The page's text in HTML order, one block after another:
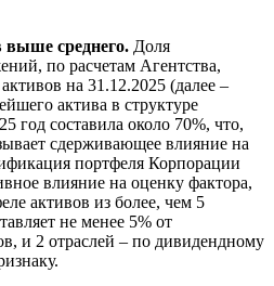
выше среднего. Доля
по расчетам Агентства,
на 31.12.2025 (далее –
актива в структуре
год составила около 70%, что,
сдерживающее влияние на
портфеля Корпорации
влияние на оценку фактора,
активов из более, чем 5
не менее 5% от
и 2 отраслей – по дивидендному